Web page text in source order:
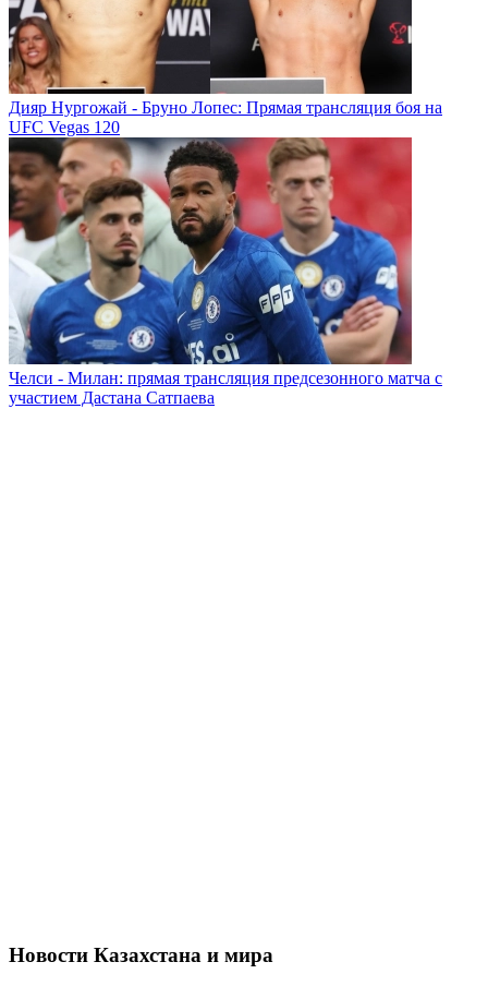
Дияр Нургожай - Бруно Лопес: Прямая трансляция боя на
UFC Vegas 120
Челси - Милан: прямая трансляция предсезонного матча с
участием Дастана Сатпаева
Новости Казахстана и мира